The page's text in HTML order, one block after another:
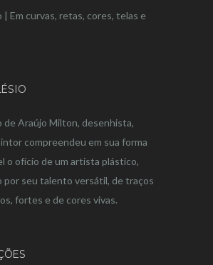
| Em curvas, retas, cores, telas e
de Araújo Milton, desenhista,
compreendeu em sua forma
o ofício de um artista plástico,
por seu talento versátil, de traços
fortes e de cores vivas.